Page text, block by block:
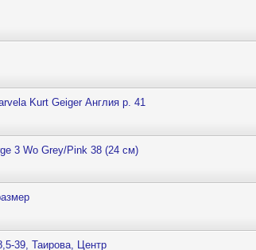
Kurt Geiger Англия р. 41
3 Wo Grey/Pink 38 (24 см)
39, Таирова, Центр